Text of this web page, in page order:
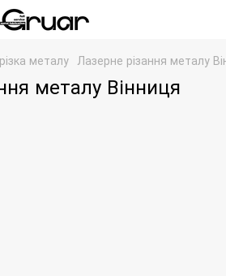
металу Лазерне різання металу
металу Вінниця